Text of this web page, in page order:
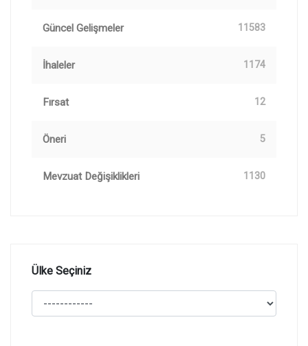
Güncel Gelişmeler 11583
İhaleler 1174
Fırsat 12
Öneri 5
Mevzuat Değişiklikleri 1130
Ülke Seçiniz